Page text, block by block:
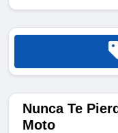
Nunca Te
Moto